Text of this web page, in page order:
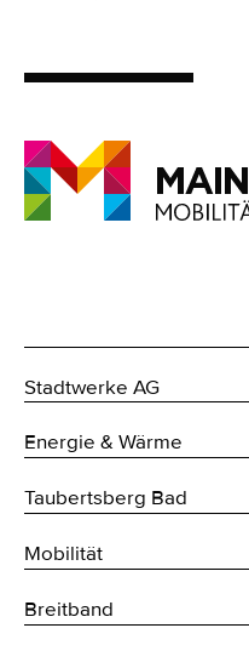
Stadtwerke AG
Energie & Wärme
Taubertsberg Bad
Mobilität
Breitband